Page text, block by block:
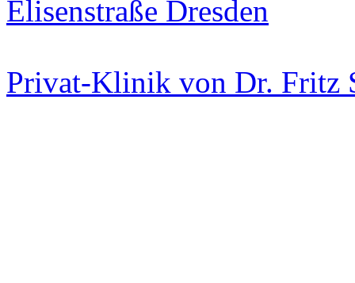
Privat-Klinik von Dr. Fritz